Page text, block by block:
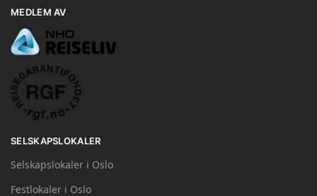
MEDLEM AV
SELSKAPSLOKALER
Selskapslokaler i Oslo
Festlokaler i Oslo